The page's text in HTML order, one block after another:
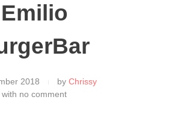
Emilio
2018 by Chrissy
with no comment